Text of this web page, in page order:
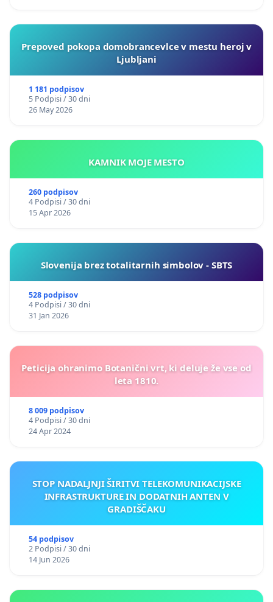
Prepoved pokopa domobrancevlce v mestu heroj v
Ljubljani
1 181 podpisov
5 Podpisi / 30 dni
26 May 2026
KAMNIK MOJE MESTO
260 podpisov
4 Podpisi / 30 dni
15 Apr 2026
Slovenija brez totalitarnih simbolov - SBTS
528 podpisov
4 Podpisi / 30 dni
31 Jan 2026
Peticija ohranimo Botanični vrt, ki deluje že vse od
leta 1810.
8 009 podpisov
4 Podpisi / 30 dni
24 Apr 2024
STOP NADALJNJI ŠIRITVI TELEKOMUNIKACIJSKE
INFRASTRUKTURE IN DODATNIH ANTEN V
GRADIŠČAKU
54 podpisov
2 Podpisi / 30 dni
14 Jun 2026